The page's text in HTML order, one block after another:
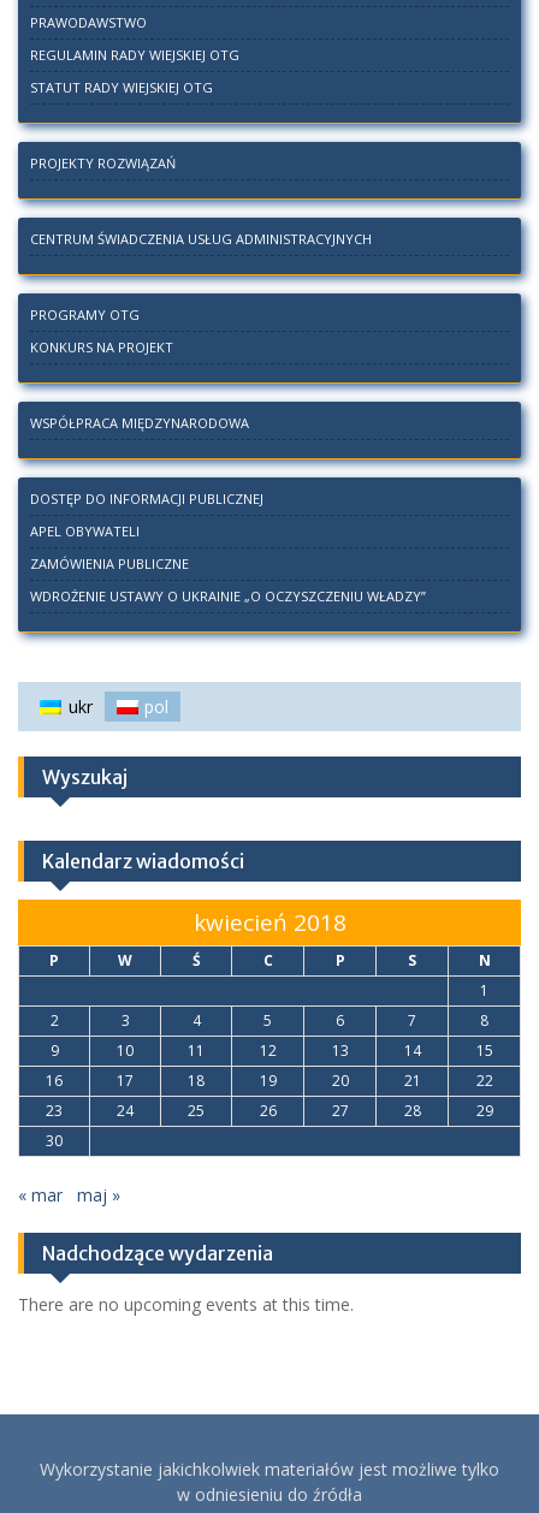
PRAWODAWSTWO
REGULAMIN RADY WIEJSKIEJ OTG
STATUT RADY WIEJSKIEJ OTG
PROJEKTY ROZWIĄZAŃ
CENTRUM ŚWIADCZENIA USŁUG ADMINISTRACYJNYCH
PROGRAMY OTG
KONKURS NA PROJEKT
WSPÓŁPRACA MIĘDZYNARODOWA
DOSTĘP DO INFORMACJI PUBLICZNEJ
APEL OBYWATELI
ZAMÓWIENIA PUBLICZNE
WDROŻENIE USTAWY O UKRAINIE „O OCZYSZCZENIU WŁADZY”
ukr pol
Wyszukaj
Kalendarz wiadomości
kwiecień 2018
P W Ś C P S
N
1
2
3 4 5 6 7
8
9
10 11 12 13 14
15
16
17 18 19 20 21
22
23
24 25 26 27 28
29
30
« mar maj »
Nadchodzące wydarzenia
There are no upcoming events at this time.
Wykorzystanie jakichkolwiek materiałów jest możliwe tylko
w odniesieniu do źródła